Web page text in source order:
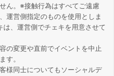
ん。※接触行為はすべてご遠慮
運営側指定のものを使用としま
、運営側でチェキを用意させて
の変更や直前でイベントを中止
す。
様同士についてもソーシャルデ